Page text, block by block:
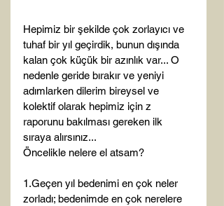
Hepimiz bir şekilde çok zorlayıcı ve
tuhaf bir yıl geçirdik, bunun dışında
kalan çok küçük bir azınlık var... O
nedenle geride bırakır ve yeniyi
adımlarken dilerim bireysel ve
kolektif olarak hepimiz için z
raporunu bakılması gereken ilk
sıraya alırsınız...
Öncelikle nelere el atsam?
1.Geçen yıl bedenimi en çok neler
zorladı; bedenimde en çok nerelere